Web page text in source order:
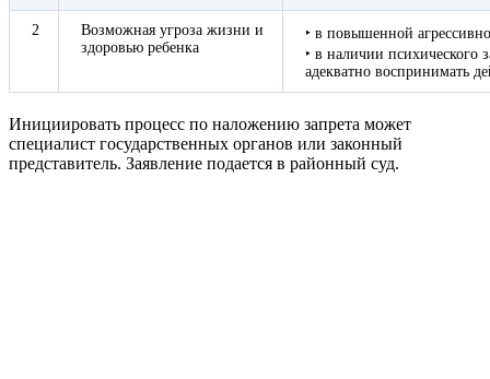
2
Возможная угроза жизни и
здоровью ребенка
‣ в повышенной
‣ в наличии психического
адекватно воспринимать
Инициировать процесс по наложению запрета может
специалист государственных органов или законный
представитель. Заявление подается в районный суд.